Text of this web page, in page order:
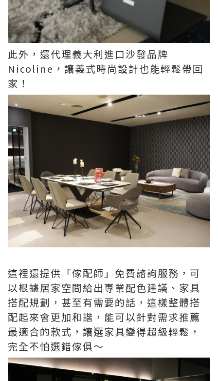
此外，還代理義大利進口沙發品牌
Nicoline，讓義式時尚設計也能輕鬆帶回
家！
這裡還提供「傢配師」免費諮詢服務，可
以根據居家空間給出專業配色建議、家具
搭配規劃，甚至有需要的話，這樣整體搭
配起來會更加和諧，能可以針對需求推薦
最適合的款式，讓選家具變得超級輕鬆，
完全不怕選錯傢俱～